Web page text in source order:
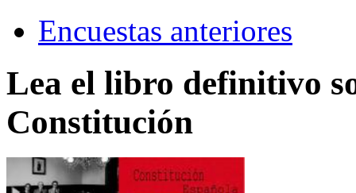
Encuestas anteriores
Lea el libro definitivo
Constitución